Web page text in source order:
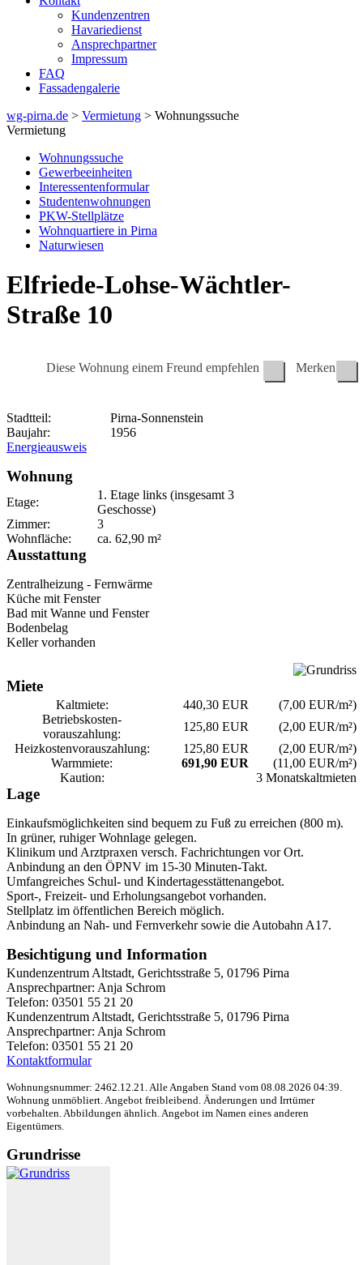
Kundenzentren
Havariedienst
Ansprechpartner
Impressum
FAQ
Fassadengalerie
wg-pirna.de > Vermietung > Wohnungssuche
Vermietung
Wohnungssuche
Gewerbeeinheiten
Interessentenformular
Studentenwohnungen
PKW-Stellplätze
Wohnquartiere in Pirna
Naturwiesen
Elfriede-Lohse-Wächtler-
Straße 10
Diese Wohnung einem Freund empfehlen Merken
Stadtteil:
Pirna-Sonnenstein
Baujahr:
1956
Energieausweis
Wohnung
Etage:
1. Etage links (insgesamt 3
Geschosse)
Zimmer:
3
Wohnfläche:
ca. 62,90 m²
Ausstattung
Zentralheizung - Fernwärme
Küche mit Fenster
Bad mit Wanne und Fenster
Bodenbelag
Keller vorhanden
Miete
Kaltmiete: 440,30 EUR
(7,00 EUR/m²)
Betriebskosten­
vorauszahlung:
125,80 EUR
(2,00 EUR/m²)
Heizkosten­vorauszahlung:
125,80 EUR
(2,00 EUR/m²)
Warmmiete:
691,90 EUR
(11,00 EUR/m²)
Kaution:
3 Monatskaltmieten
Lage
Einkaufsmöglichkeiten sind bequem zu Fuß zu erreichen (800 m).
In grüner, ruhiger Wohnlage gelegen.
Klinikum und Arztpraxen versch. Fachrichtungen vor Ort.
Anbindung an den ÖPNV im 15-30 Minuten-Takt.
Umfangreiches Schul- und Kindertagesstättenangebot.
Sport-, Freizeit- und Erholungsangebot vorhanden.
Stellplatz im öffentlichen Bereich möglich.
Anbindung an Nah- und Fernverkehr sowie die Autobahn A17.
Besichtigung und Information
Kundenzentrum Altstadt, Gerichtsstraße 5, 01796 Pirna
Ansprechpartner: Anja Schrom
Telefon: 03501 55 21 20
Kundenzentrum Altstadt, Gerichtsstraße 5, 01796 Pirna
Ansprechpartner: Anja Schrom
Telefon: 03501 55 21 20
Kontaktformular
Wohnungsnummer: 2462.12.21. Alle Angaben Stand vom 08.08.2026 04:39.
Wohnung unmöbliert. Angebot freibleibend. Änderungen und Irrtümer
vorbehalten. Abbildungen ähnlich. Angebot im Namen eines anderen
Eigentümers.
Grundrisse